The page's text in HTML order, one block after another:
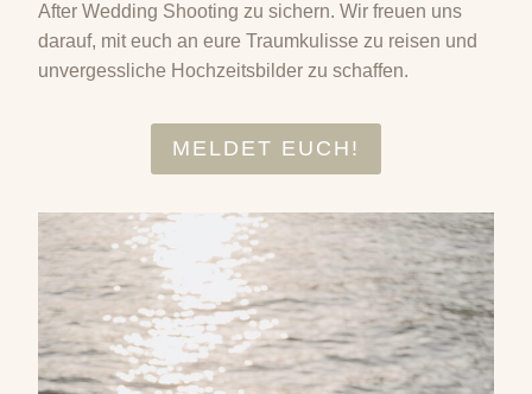
After Wedding Shooting zu sichern. Wir freuen uns
darauf, mit euch an eure Traumkulisse zu reisen und
unvergessliche Hochzeitsbilder zu schaffen.
MELDET EUCH!